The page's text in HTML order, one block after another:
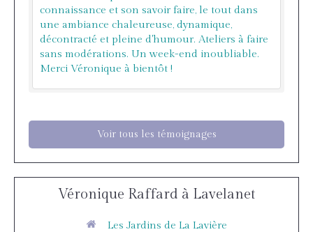
connaissance et son savoir faire, le tout dans
une ambiance chaleureuse, dynamique,
décontracté et pleine d'humour. Ateliers à faire
sans modérations. Un week-end inoubliable.
Merci Véronique à bientôt !
Voir tous les témoignages
Véronique Raffard à Lavelanet
Les Jardins de La Lavière